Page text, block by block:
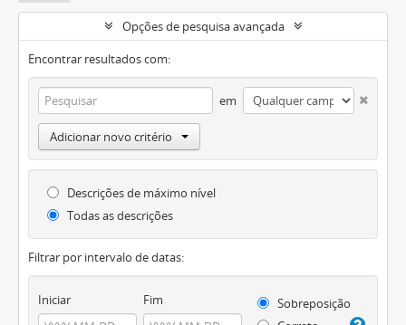
Opções de pesquisa avançada
Encontrar resultados com:
em
Adicionar novo critério
Descrições de máximo nível
Todas as descrições
Filtrar por intervalo de datas:
Iniciar Fim
Sobreposição